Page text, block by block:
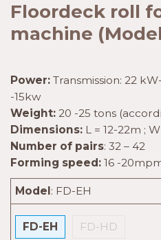
Floordeck roll
machine
Power: Transmission: 22
-15kw
Weight: 20 -25 tons
Dimensions: L = 12-22m ;
Number of pairs: 32 – 42
Forming speed: 16 -
Model: FD-EH
FD-EH FD-HD